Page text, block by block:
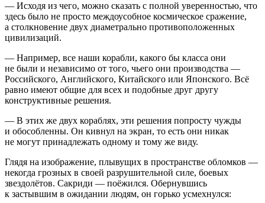
— Исходя из чего, можно сказать с полной уверенностью, что
здесь было не просто междоусобное космическое сражение,
а столкновение двух диаметрально противоположенных
цивилизаций.
— Например, все наши корабли, какого бы класса они
не были и независимо от того, чьего они производства —
Российского, Английского, Китайского или Японского. Всё
равно имеют общие для всех и подобные друг другу
конструктивные решения.
— В этих же двух кораблях, эти решения попросту чужды
и обособленны. Он кивнул на экран, то есть они никак
не могут принадлежать одному и тому же виду.
Глядя на изображение, плывущих в пространстве обломков —
некогда грозных в своей разрушительной силе, боевых
звездолётов. Сакриди — поёжился. Обернувшись
к застывшим в ожидании людям, он горько усмехнулся: